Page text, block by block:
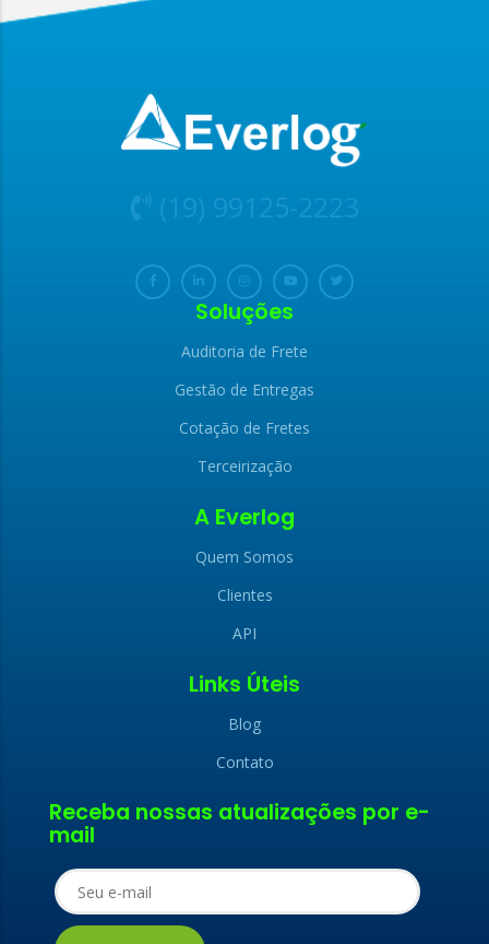
(19) 99125-2223
Soluções
Auditoria de Frete
Gestão de Entregas
Cotação de Fretes
Terceirização
A Everlog
Quem Somos
Clientes
API
Links Úteis
Blog
Contato
Receba nossas atualizações por e-
mail
FALE CONOSCO
Nome (obrigatório)
x
LIGAMOS PARA
VOCÊ